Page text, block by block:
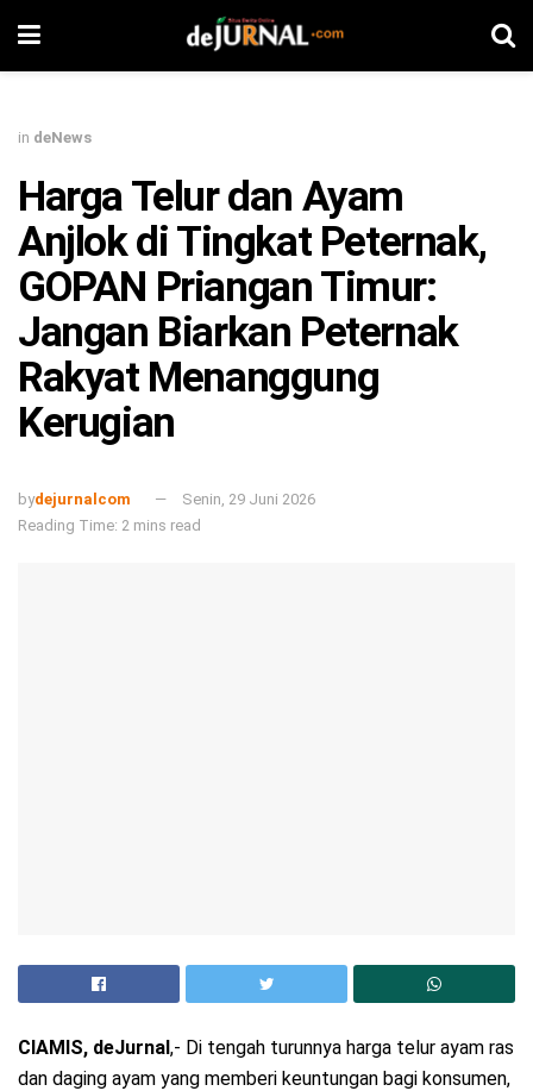
in deNews
Harga Telur dan Ayam
Anjlok di Tingkat Peternak,
GOPAN Priangan Timur:
Jangan Biarkan Peternak
Rakyat Menanggung
Kerugian
bydejurnalcom
Senin, 29 Juni 2026
Reading Time: 2 mins read
CIAMIS, deJurnal,- Di tengah turunnya harga telur ayam ras
dan daging ayam yang memberi keuntungan bagi konsumen,